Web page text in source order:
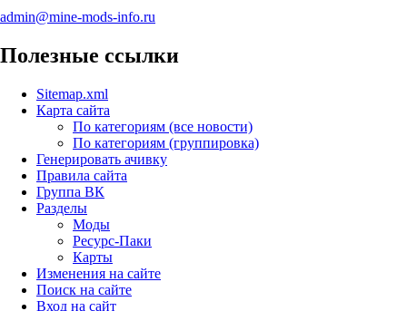
admin@mine-mods-info.ru
Полезные ссылки
Sitemap.xml
Карта сайта
По категориям (все новости)
По категориям (группировка)
Генерировать ачивку
Правила сайта
Группа ВК
Разделы
Моды
Ресурс-Паки
Карты
Изменения на сайте
Поиск на сайте
Вход на сайт